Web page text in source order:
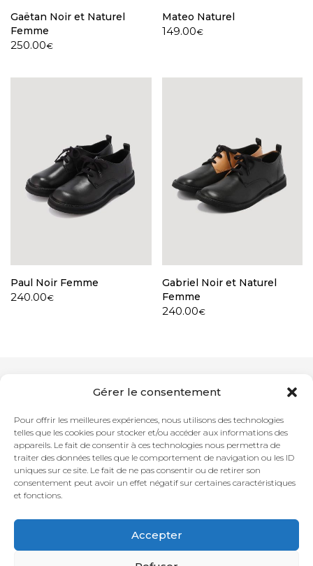
Gérer le consentement
Pour offrir les meilleures expériences, nous utilisons des technologies
telles que les cookies pour stocker et/ou accéder aux informations des
appareils. Le fait de consentir à ces technologies nous permettra de
traiter des données telles que le comportement de navigation ou les ID
uniques sur ce site. Le fait de ne pas consentir ou de retirer son
consentement peut avoir un effet négatif sur certaines caractéristiques
et fonctions.
Accepter
Gaëtan Noir et Naturel
Femme
250.00€
Mateo Naturel
149.00€
Paul Noir Femme
240.00€
Gabriel Noir et Naturel
Femme
240.00€
Newsletter
Adresse mail
Conditions Générales de Ventes
personnelles
Rétractation